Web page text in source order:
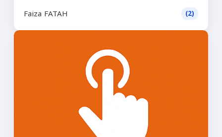
Faiza FATAH (2)